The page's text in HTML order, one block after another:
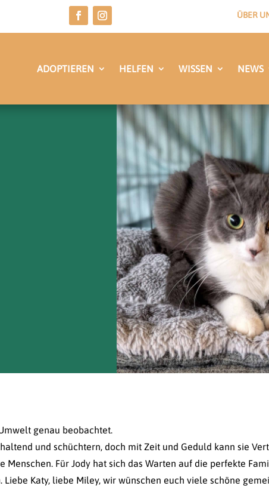
ÜBER
ADOPTIEREN HELFEN WISSEN NEWS
genau beobachtet.
und schüchtern, doch mit Zeit und Geduld kann sie
Für Jody hat sich das Warten auf die perfekte
Katy, liebe Miley, wir wünschen euch viele schöne